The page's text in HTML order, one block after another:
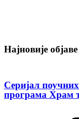
Најновије објаве
Серијал
програма Храм